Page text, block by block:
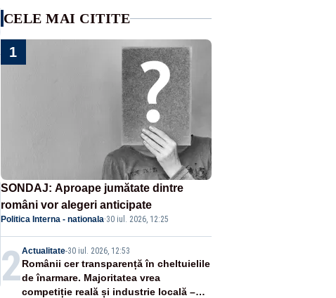
CELE MAI CITITE
1
SONDAJ: Aproape jumătate dintre
români vor alegeri anticipate
Politica Interna - nationala·30 iul. 2026, 12:25
2Actualitate-30 iul. 2026, 12:53
Românii cer transparență în cheltuielile
de înarmare. Majoritatea vrea
competiție reală și industrie locală –